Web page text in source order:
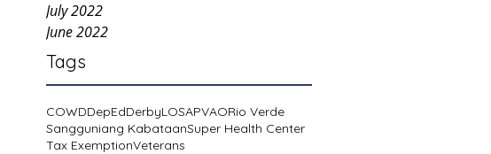
July 2022
June 2022
Tags
COWDDepEdDerbyLOSAPVAORio Verde
Sangguniang KabataanSuper Health Center
Tax ExemptionVeterans